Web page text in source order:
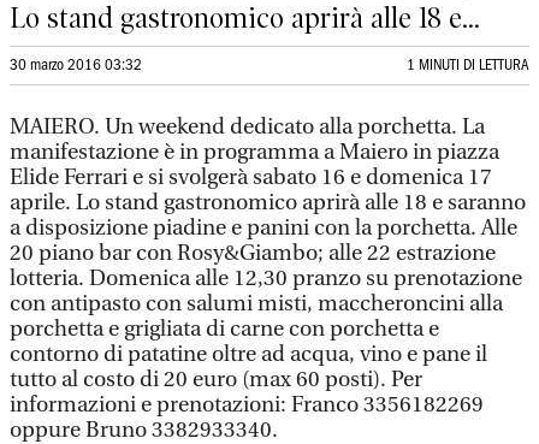
Lo stand gastronomico aprirà alle 18 e...
30 marzo 2016 03:32 1 MINUTI DI LETTURA
MAIERO. Un weekend dedicato alla porchetta. La
manifestazione è in programma a Maiero in piazza
Elide Ferrari e si svolgerà sabato 16 e domenica 17
aprile. Lo stand gastronomico aprirà alle 18 e saranno
a disposizione piadine e panini con la porchetta. Alle
20 piano bar con Rosy&Giambo; alle 22 estrazione
lotteria. Domenica alle 12,30 pranzo su prenotazione
con antipasto con salumi misti, maccheroncini alla
porchetta e grigliata di carne con porchetta e
contorno di patatine oltre ad acqua, vino e pane il
tutto al costo di 20 euro (max 60 posti). Per
informazioni e prenotazioni: Franco 3356182269
oppure Bruno 3382933340.